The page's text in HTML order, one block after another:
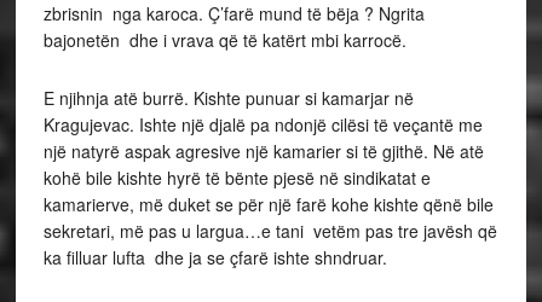
zbrisnin nga karoca. Ç’farë mund të bëja ? Ngrita
bajonetën dhe i vrava që të katërt mbi karrocë.
E njihnja atë burrë. Kishte punuar si kamarjar në
Kragujevac. Ishte një djalë pa ndonjë cilësi të veçantë me
një natyrë aspak agresive një kamarier si të gjithë. Në atë
kohë bile kishte hyrë të bënte pjesë në sindikatat e
kamarierve, më duket se për një farë kohe kishte qënë bile
sekretari, më pas u largua…e tani vetëm pas tre javësh që
ka filluar lufta dhe ja se çfarë ishte shndruar.